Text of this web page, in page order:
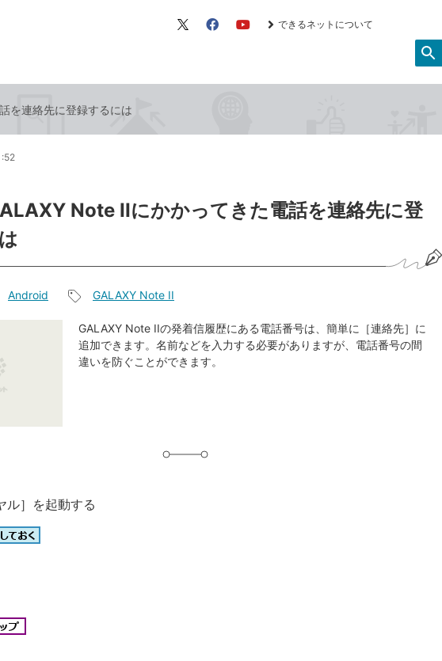
X（旧 FacebookYouTube
できるネットについて
を連絡先に登録するには
Note IIにかかってきた電話を連絡先に登
Android
事
タ
グ
GALAXY Note II
GALAXY Note IIの発着信履歴にある電話番号は、簡単に［連絡先］に
追加できます。名前などを入力する必要がありますが、電話番号の間
違いを防ぐことができます。
ル］を起動する